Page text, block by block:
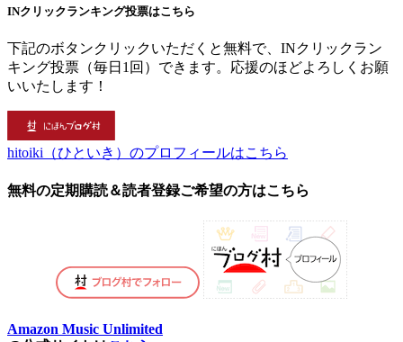
INクリックランキング投票はこちら
下記のボタンクリックいただくと無料で、INクリックラン
キング投票（毎日1回）できます。応援のほどよろしくお願
いいたします！
hitoiki（ひといき）のプロフィールはこちら
無料の定期購読＆読者登録ご希望の方はこちら
Amazon Music Unlimited